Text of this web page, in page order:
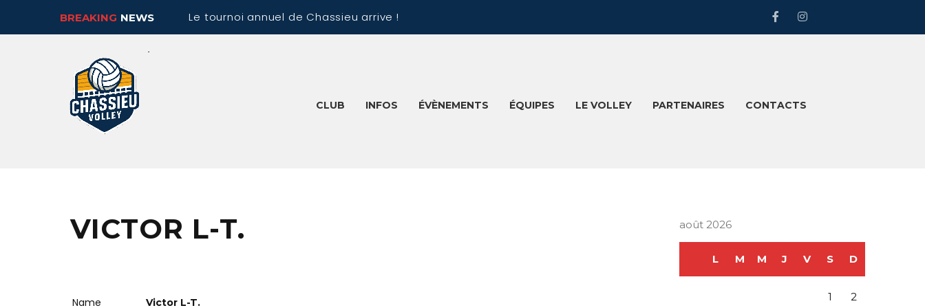
BREAKING NEWS Le tournoi annuel de Chassieu arrive !
CLUB INFOS ÉVÈNEMENTS ÉQUIPES LE VOLLEY PARTENAIRES CONTACTS
VICTOR L-T.
Name Victor L-T.
août 2026
L M M J V S D
1 2